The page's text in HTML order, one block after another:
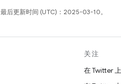
最后更新时间 (UTC)：2025-03-10。
关注
在 Twitter